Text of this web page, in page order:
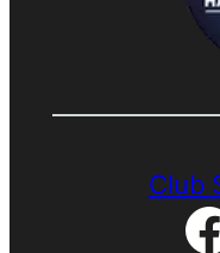
Club